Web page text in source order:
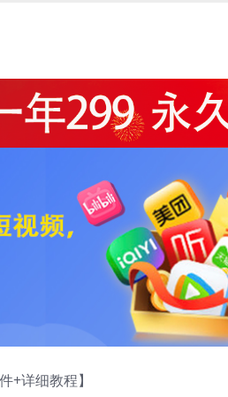
+详细教程】